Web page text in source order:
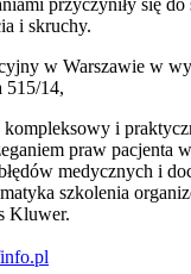
przyczyniły się
i skruchy.
w Warszawie w
515/14,
i
praw pacjenta
medycznych i
szkolenia
Kluwer.